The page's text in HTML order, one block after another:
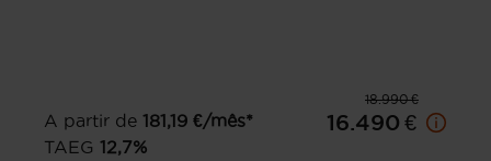
18.990 €
A partir de 181,19 €/mês*
TAEG 12,7%
16.490 €